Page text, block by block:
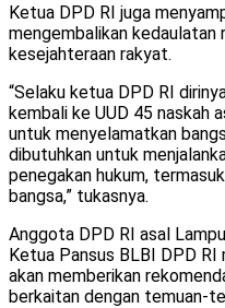
Ketua DPD RI juga
mengembalikan kedaulatan
kesejahteraan rakyat.
“Selaku ketua DPD RI
kembali ke UUD 45 naskah
untuk menyelamatkan
dibutuhkan untuk
penegakan hukum,
bangsa,” tukasnya.
Anggota DPD RI asal
Ketua Pansus BLBI DPD RI
akan memberikan
berkaitan dengan temuan-